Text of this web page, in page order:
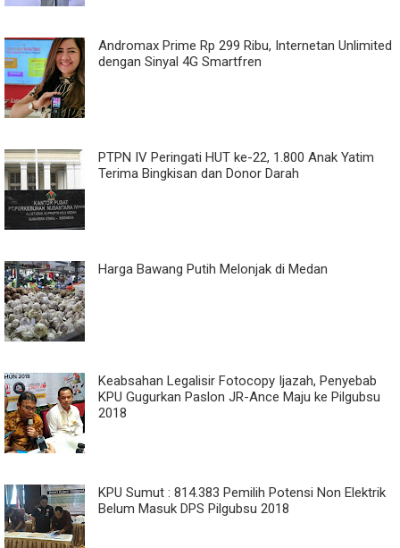
Andromax Prime Rp 299 Ribu, Internetan Unlimited
dengan Sinyal 4G Smartfren
PTPN IV Peringati HUT ke-22, 1.800 Anak Yatim
Terima Bingkisan dan Donor Darah
Harga Bawang Putih Melonjak di Medan
Keabsahan Legalisir Fotocopy Ijazah, Penyebab
KPU Gugurkan Paslon JR-Ance Maju ke Pilgubsu
2018
KPU Sumut : 814.383 Pemilih Potensi Non Elektrik
Belum Masuk DPS Pilgubsu 2018